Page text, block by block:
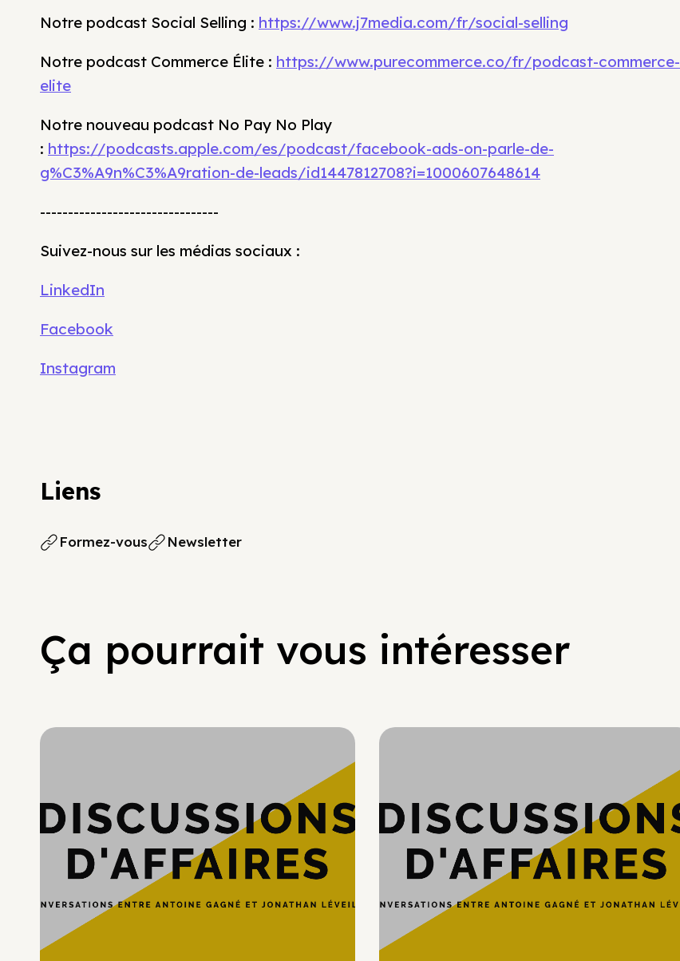
Notre podcast Social Selling : https://www.j7media.com/fr/social-selling
Notre podcast Commerce Élite : https://www.purecommerce.co/fr/podcast-commerce-
elite
Notre nouveau podcast No Pay No Play
: https://podcasts.apple.com/es/podcast/facebook-ads-on-parle-de-
g%C3%A9n%C3%A9ration-de-leads/id1447812708?i=1000607648614
--------------------------------
Suivez-nous sur les médias sociaux :
LinkedIn
Facebook
Instagram
Liens
Formez-vous Newsletter
Ça pourrait vous intéresser